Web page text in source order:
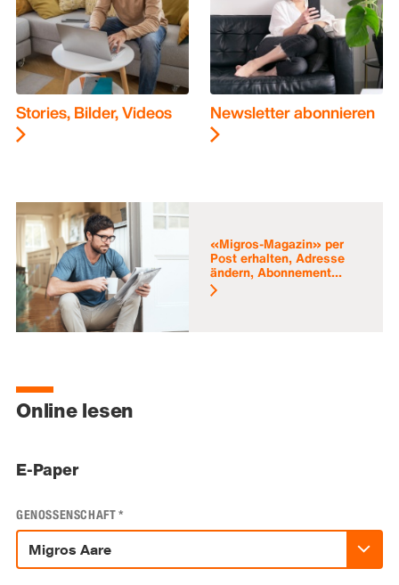
Stories, Bilder, Videos Newsletter abonnieren
«Migros-Magazin» per
Post erhalten, Adresse
ändern, Abonnement...
Online lesen
E-Paper
GENOSSENSCHAFT*